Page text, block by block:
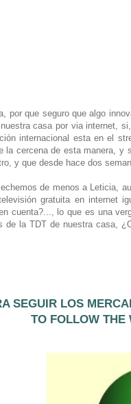
por que seguro que algo
casa por via internet,
internacional esta en el
la cercena de esta manera,
y que desde hace dos
de menos a Leticia,
gratuita en internet
cuenta?..., lo que es una
de la TDT de nuestra casa,
SEGUIR LOS
TO FOLLOW THE